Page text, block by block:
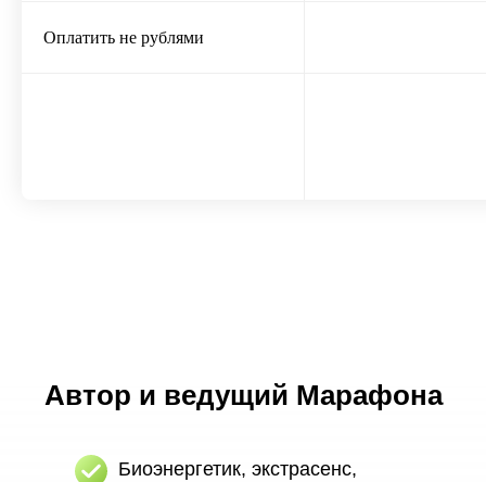
Оплатить не рублями
Автор и ведущий Марафона
Биоэнергетик, экстрасенс,